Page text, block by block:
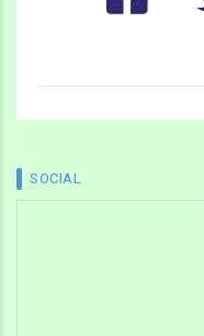
SOCIAL